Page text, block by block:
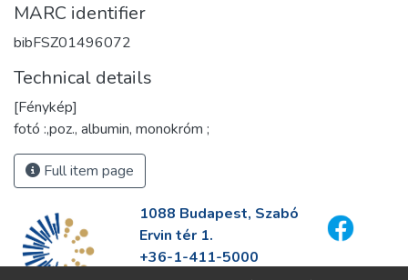
MARC identifier
bibFSZ01496072
Technical details
[Fénykép]
fotó :,poz., albumin, monokróm ;
Full item page
1088 Budapest, Szabó
Ervin tér 1.
+36-1-411-5000